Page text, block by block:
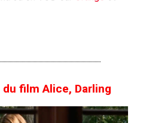
du film Alice, Darling